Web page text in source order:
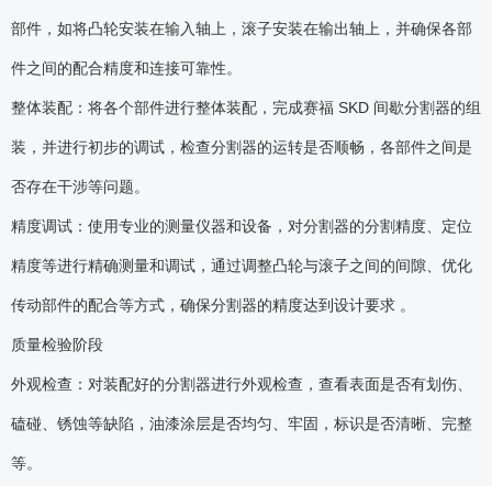
部件，如将凸轮安装在输入轴上，滚子安装在输出轴上，并确保各部
件之间的配合精度和连接可靠性。
整体装配：将各个部件进行整体装配，完成赛福 SKD 间歇分割器的组
装，并进行初步的调试，检查分割器的运转是否顺畅，各部件之间是
否存在干涉等问题。
精度调试：使用专业的测量仪器和设备，对分割器的分割精度、定位
精度等进行精确测量和调试，通过调整凸轮与滚子之间的间隙、优化
传动部件的配合等方式，确保分割器的精度达到设计要求 。
质量检验阶段
外观检查：对装配好的分割器进行外观检查，查看表面是否有划伤、
磕碰、锈蚀等缺陷，油漆涂层是否均匀、牢固，标识是否清晰、完整
等。